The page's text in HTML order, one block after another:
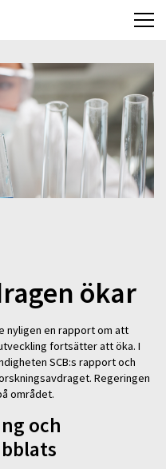
ökar
nyligen en rapport om att
fortsätter att öka. I
SCB:s rapport och
Regeringen
området.
och